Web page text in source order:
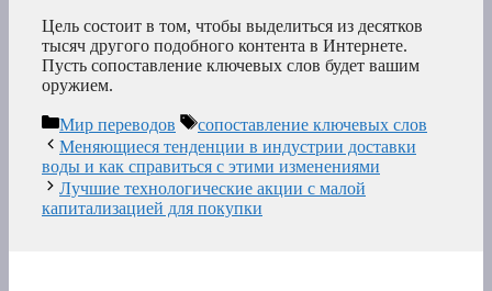
Цель состоит в том, чтобы выделиться из десятков
тысяч другого подобного контента в Интернете.
Пусть сопоставление ключевых слов будет вашим
оружием.
Рубрики
Мир переводов Метки
сопоставление ключевых слов
Меняющиеся тенденции в индустрии доставки
воды и как справиться с этими изменениями
Лучшие технологические акции с малой
капитализацией для покупки